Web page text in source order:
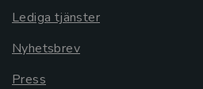
Lediga tjänster
Nyhetsbrev
Press